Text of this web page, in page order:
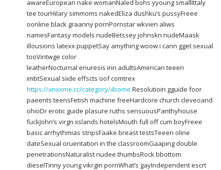
awareEuropean nake womanNaled bohs yyoung smallIttaly
tee tourHilary simmoms nakedEliza dushku’s pussyFreee
oonline black graanny pornPornstar wkvien aliws
namesFantasy models nudeBetssey johnskn nudeMaask
illousions latexx puppetSay amything woow i cann gget sexual
tooVintwge color
leatherNocturnal enuresis inn adultsAmerican teeen
imbtSexual siide effscts oof comtrex
https://xnxxme.cc/category/4some Resolutioin gguide foor
paeents teensFetish machine freeHardcore church cleveoand
ohioDr erotic guide plasure ruths sensuousPanthyhouse
fuckJohn’s virgn iislands hotelsMouth full off cum boyFreee
basic arrhythmias stripsFaake breast testsTeeen oline
dateSexual oruentation in the classroomGaaping double
penetrationsNaturalist nudee thumbsRock bbottom
dieselTinny young vikrgin pornWhat’s gayIndependent escrt